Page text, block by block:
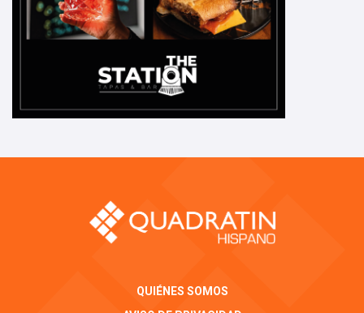
QUIÉNES SOMOS